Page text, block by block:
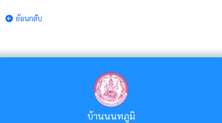
ย้อนกลับ
บ้านนนทภูมิ